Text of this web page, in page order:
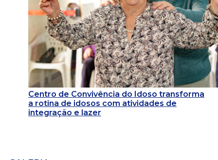
Centro de Convivência do Idoso transforma
a rotina de idosos com atividades de
integração e lazer